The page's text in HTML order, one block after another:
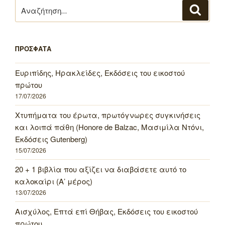
για:
ΠΡΟΣΦΑΤΑ
Ευριπίδης, Ηρακλείδες, Εκδόσεις του εικοστού
πρώτου
17/07/2026
Χτυπήματα του έρωτα, πρωτόγνωρες συγκινήσεις
και λοιπά πάθη (Honore de Balzac, Μασιμίλα Ντόνι,
Εκδόσεις Gutenberg)
15/07/2026
20 + 1 βιβλία που αξίζει να διαβάσετε αυτό το
καλοκαίρι (Α’ μέρος)
13/07/2026
Αισχύλος, Επτά επί Θήβας, Εκδόσεις του εικοστού